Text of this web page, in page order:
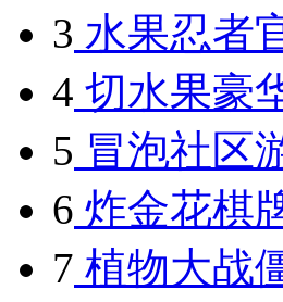
3 水果忍者
4 切水果豪
5 冒泡社区
6 炸金花棋
7 植物大战